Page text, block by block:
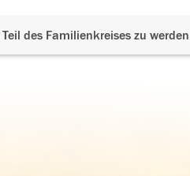
des Familienkreises zu